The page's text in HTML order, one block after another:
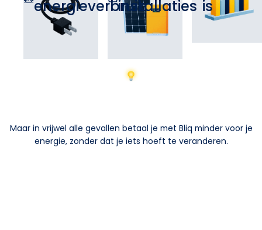
energieverbruikinstallaties is
Maar in vrijwel alle gevallen betaal je met Bliq minder voor je
energie, zonder dat je iets hoeft te veranderen.